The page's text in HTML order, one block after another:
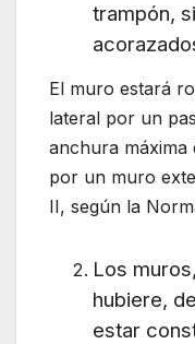
trampón,
El muro estará
lateral por un
anchura máxima
por un muro
II, según la
Los
hubiere,
estar